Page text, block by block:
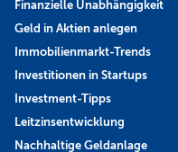
Finanzielle Unabhängigkeit
Geld in Aktien anlegen
Immobilienmarkt-Trends
Investitionen in Startups
Investment-Tipps
Leitzinsentwicklung
Nachhaltige Geldanlage